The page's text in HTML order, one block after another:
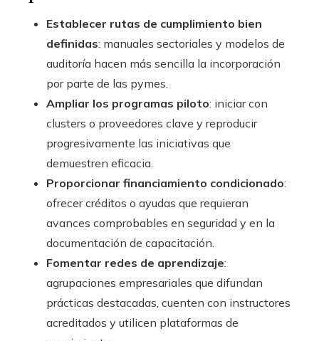
Establecer rutas de cumplimiento bien
definidas: manuales sectoriales y modelos de
auditoría hacen más sencilla la incorporación
por parte de las pymes.
Ampliar los programas piloto: iniciar con
clusters o proveedores clave y reproducir
progresivamente las iniciativas que
demuestren eficacia.
Proporcionar financiamiento condicionado:
ofrecer créditos o ayudas que requieran
avances comprobables en seguridad y en la
documentación de capacitación.
Fomentar redes de aprendizaje:
agrupaciones empresariales que difundan
prácticas destacadas, cuenten con instructores
acreditados y utilicen plataformas de